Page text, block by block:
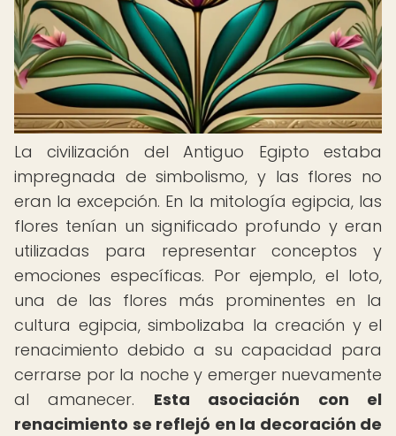
La civilización del Antiguo Egipto estaba
impregnada de simbolismo, y las flores no
eran la excepción. En la mitología egipcia, las
flores tenían un significado profundo y eran
utilizadas para representar conceptos y
emociones específicas. Por ejemplo, el loto,
una de las flores más prominentes en la
cultura egipcia, simbolizaba la creación y el
renacimiento debido a su capacidad para
cerrarse por la noche y emerger nuevamente
al amanecer. Esta asociación con el
renacimiento se reflejó en la decoración de